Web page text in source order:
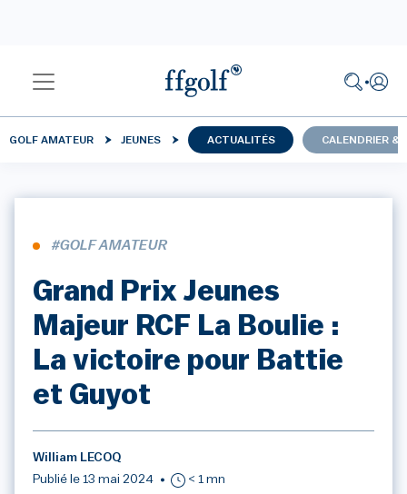
GOLF AMATEUR JEUNES ACTUALITÉS CALENDRIER &
#GOLF AMATEUR
Grand Prix Jeunes
Majeur RCF La Boulie :
La victoire pour Battie
et Guyot
William LECOQ
Publié le 13 mai 2024
< 1 mn